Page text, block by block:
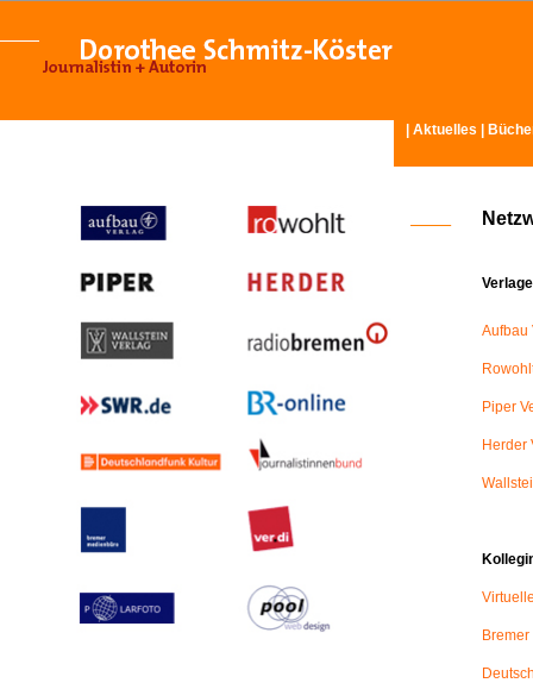
Aktuelles
Verlage
Aufbau
Piper
Herder